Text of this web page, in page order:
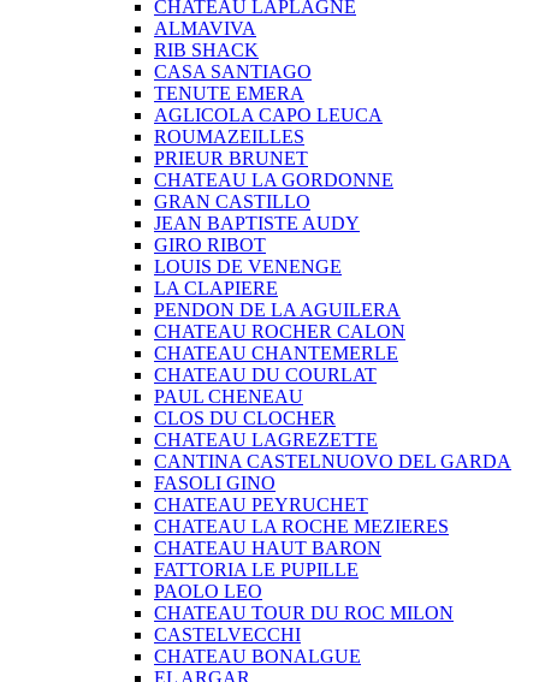
CHATEAU LAPLAGNE
ALMAVIVA
RIB SHACK
CASA SANTIAGO
TENUTE EMERA
AGLICOLA CAPO LEUCA
ROUMAZEILLES
PRIEUR BRUNET
CHATEAU LA GORDONNE
GRAN CASTILLO
JEAN BAPTISTE AUDY
GIRO RIBOT
LOUIS DE VENENGE
LA CLAPIERE
PENDON DE LA AGUILERA
CHATEAU ROCHER CALON
CHATEAU CHANTEMERLE
CHATEAU DU COURLAT
PAUL CHENEAU
CLOS DU CLOCHER
CHATEAU LAGREZETTE
CANTINA CASTELNUOVO DEL GARDA
FASOLI GINO
CHATEAU PEYRUCHET
CHATEAU LA ROCHE MEZIERES
CHATEAU HAUT BARON
FATTORIA LE PUPILLE
PAOLO LEO
CHATEAU TOUR DU ROC MILON
CASTELVECCHI
CHATEAU BONALGUE
EL ARGAR